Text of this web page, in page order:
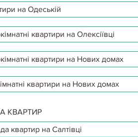
на Одеській
квартири на Олексіївці
квартири на Нових домах
квартири на Нових домах
КВАРТИР
квартир на Салтівці